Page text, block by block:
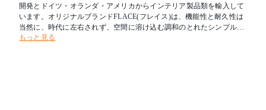
開発とドイツ・オランダ・アメリカからインテリア製品類を輸入して
います。オリジナルブランドFLACE(フレイス)は、機能性と耐久性は
当然に、時代に左右されず、空間に溶け込む調和のとれたシンプルな
家具創りを目指しています。フレイスは日本から、そして世界から高
もっと見る